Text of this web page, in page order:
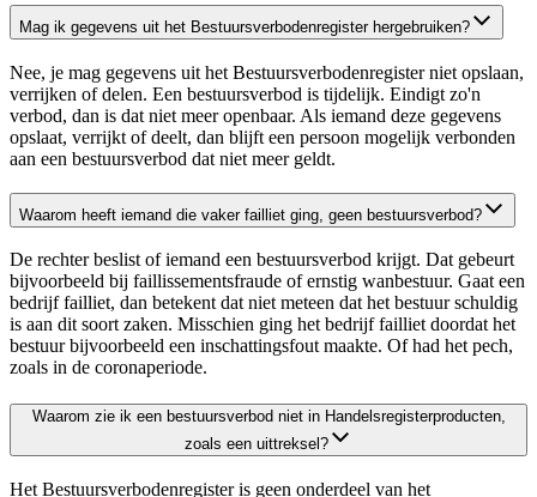
Mag ik gegevens uit het Bestuursverbodenregister hergebruiken?
Nee, je mag gegevens uit het Bestuursverbodenregister niet opslaan,
verrijken of delen. Een bestuursverbod is tijdelijk. Eindigt zo'n
verbod, dan is dat niet meer openbaar. Als iemand deze gegevens
opslaat, verrijkt of deelt, dan blijft een persoon mogelijk verbonden
aan een bestuursverbod dat niet meer geldt.
Waarom heeft iemand die vaker failliet ging, geen bestuursverbod?
De rechter beslist of iemand een bestuursverbod krijgt. Dat gebeurt
bijvoorbeeld bij faillissementsfraude of ernstig wanbestuur. Gaat een
bedrijf failliet, dan betekent dat niet meteen dat het bestuur schuldig
is aan dit soort zaken. Misschien ging het bedrijf failliet doordat het
bestuur bijvoorbeeld een inschattingsfout maakte. Of had het pech,
zoals in de coronaperiode.
Waarom zie ik een bestuursverbod niet in Handelsregisterproducten,
zoals een uittreksel?
Het Bestuursverbodenregister is geen onderdeel van het